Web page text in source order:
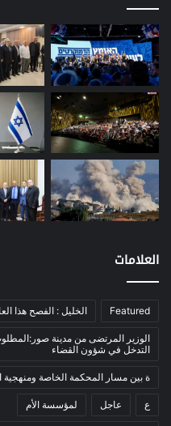
إعمار
بيئة
دراسة
طاقة
مصارف
معادن
موازنة
نفط
اتصالات
بيئة
أدب وشعر
العلامات
Featured الخليل : الفصح هذا
الوزير المرتضى من مدينة
التدخل في شؤون القضاء
ة بين مسار المحكمة الخاصة
ع عاجل لمؤسسة الأم